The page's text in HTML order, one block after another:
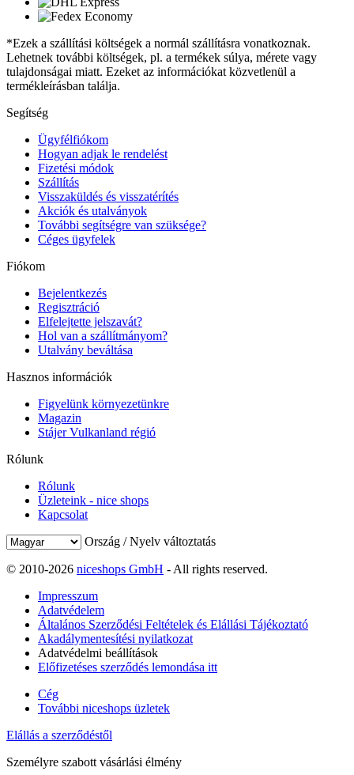
*Ezek a szállítási költségek a normál szállításra vonatkoznak.
Lehetnek további költségek, pl. a termékek súlya, mérete vagy
tulajdonságai miatt. Ezeket az információkat közvetlenül a
termékleírásban találja.
Segítség
Ügyfélfiókom
Hogyan adjak le rendelést
Fizetési módok
Szállítás
Visszaküldés és visszatérítés
Akciók és utalványok
További segítségre van szüksége?
Céges ügyfelek
Fiókom
Bejelentkezés
Regisztráció
Elfelejtette jelszavát?
Hol van a szállítmányom?
Utalvány beváltása
Hasznos információk
Figyelünk környezetünkre
Magazin
Stájer Vulkanland régió
Rólunk
Rólunk
Üzleteink - nice shops
Kapcsolat
Ország / Nyelv változtatás
© 2010-2026 niceshops GmbH - All rights reserved.
Impresszum
Adatvédelem
Általános Szerződési Feltételek és Elállási Tájékoztató
Akadálymentesítési nyilatkozat
Adatvédelmi beállítások
Előfizetéses szerződés lemondása itt
Cég
További niceshops üzletek
Elállás a szerződéstől
Személyre szabott vásárlási élmény